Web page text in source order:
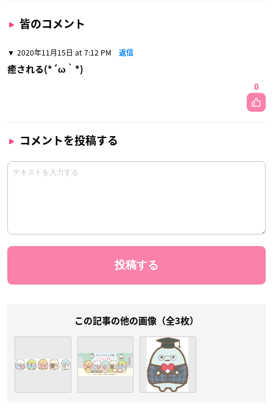
皆のコメント
2020年11月15日 at 7:12 PM 返信
癒される(*´ω｀*)
0
コメントを投稿する
この記事の他の画像（全3枚）